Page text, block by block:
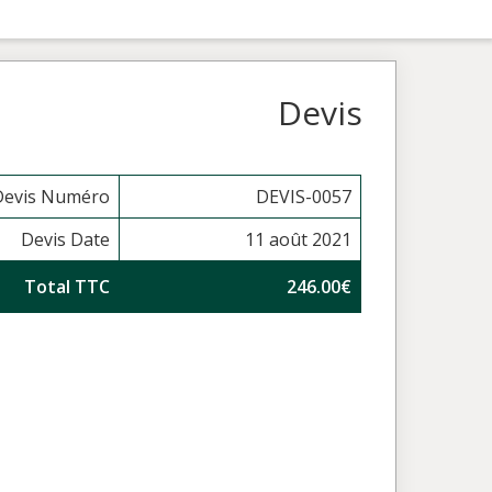
Devis
Numéro
DEVIS-0057
Devis Date
11 août 2021
Total TTC
246.00€